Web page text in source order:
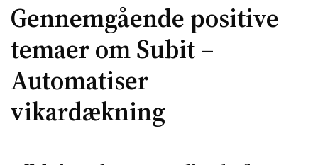
Gennemgående positive
temaer om Subit –
Automatiser
vikardækning